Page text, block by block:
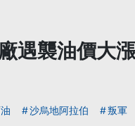
遇襲油價大
沙烏地阿拉伯 叛軍